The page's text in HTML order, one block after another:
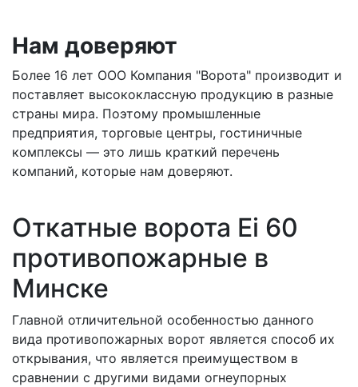
Нам доверяют
Более 16 лет ООО Компания "Ворота" производит и
поставляет высококлассную продукцию в разные
страны мира. Поэтому промышленные
предприятия, торговые центры, гостиничные
комплексы — это лишь краткий перечень
компаний, которые нам доверяют.
Откатные ворота Ei 60
противопожарные в
Минске
Главной отличительной особенностью данного
вида противопожарных ворот является способ их
открывания, что является преимуществом в
сравнении с другими видами огнеупорных